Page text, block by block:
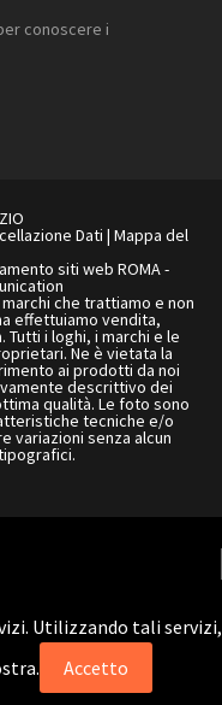
conoscere i
Dati | Mappa del
siti web ROMA-
che trattiamo e non
effettuiamo vendita,
i loghi, i marchi e le
Ne è vietata la
ai prodotti da noi
descrittivo dei
qualità. Le foto sono
tecniche e/o
variazioni senza alcun
Utilizzando tali servizi,
Accetto